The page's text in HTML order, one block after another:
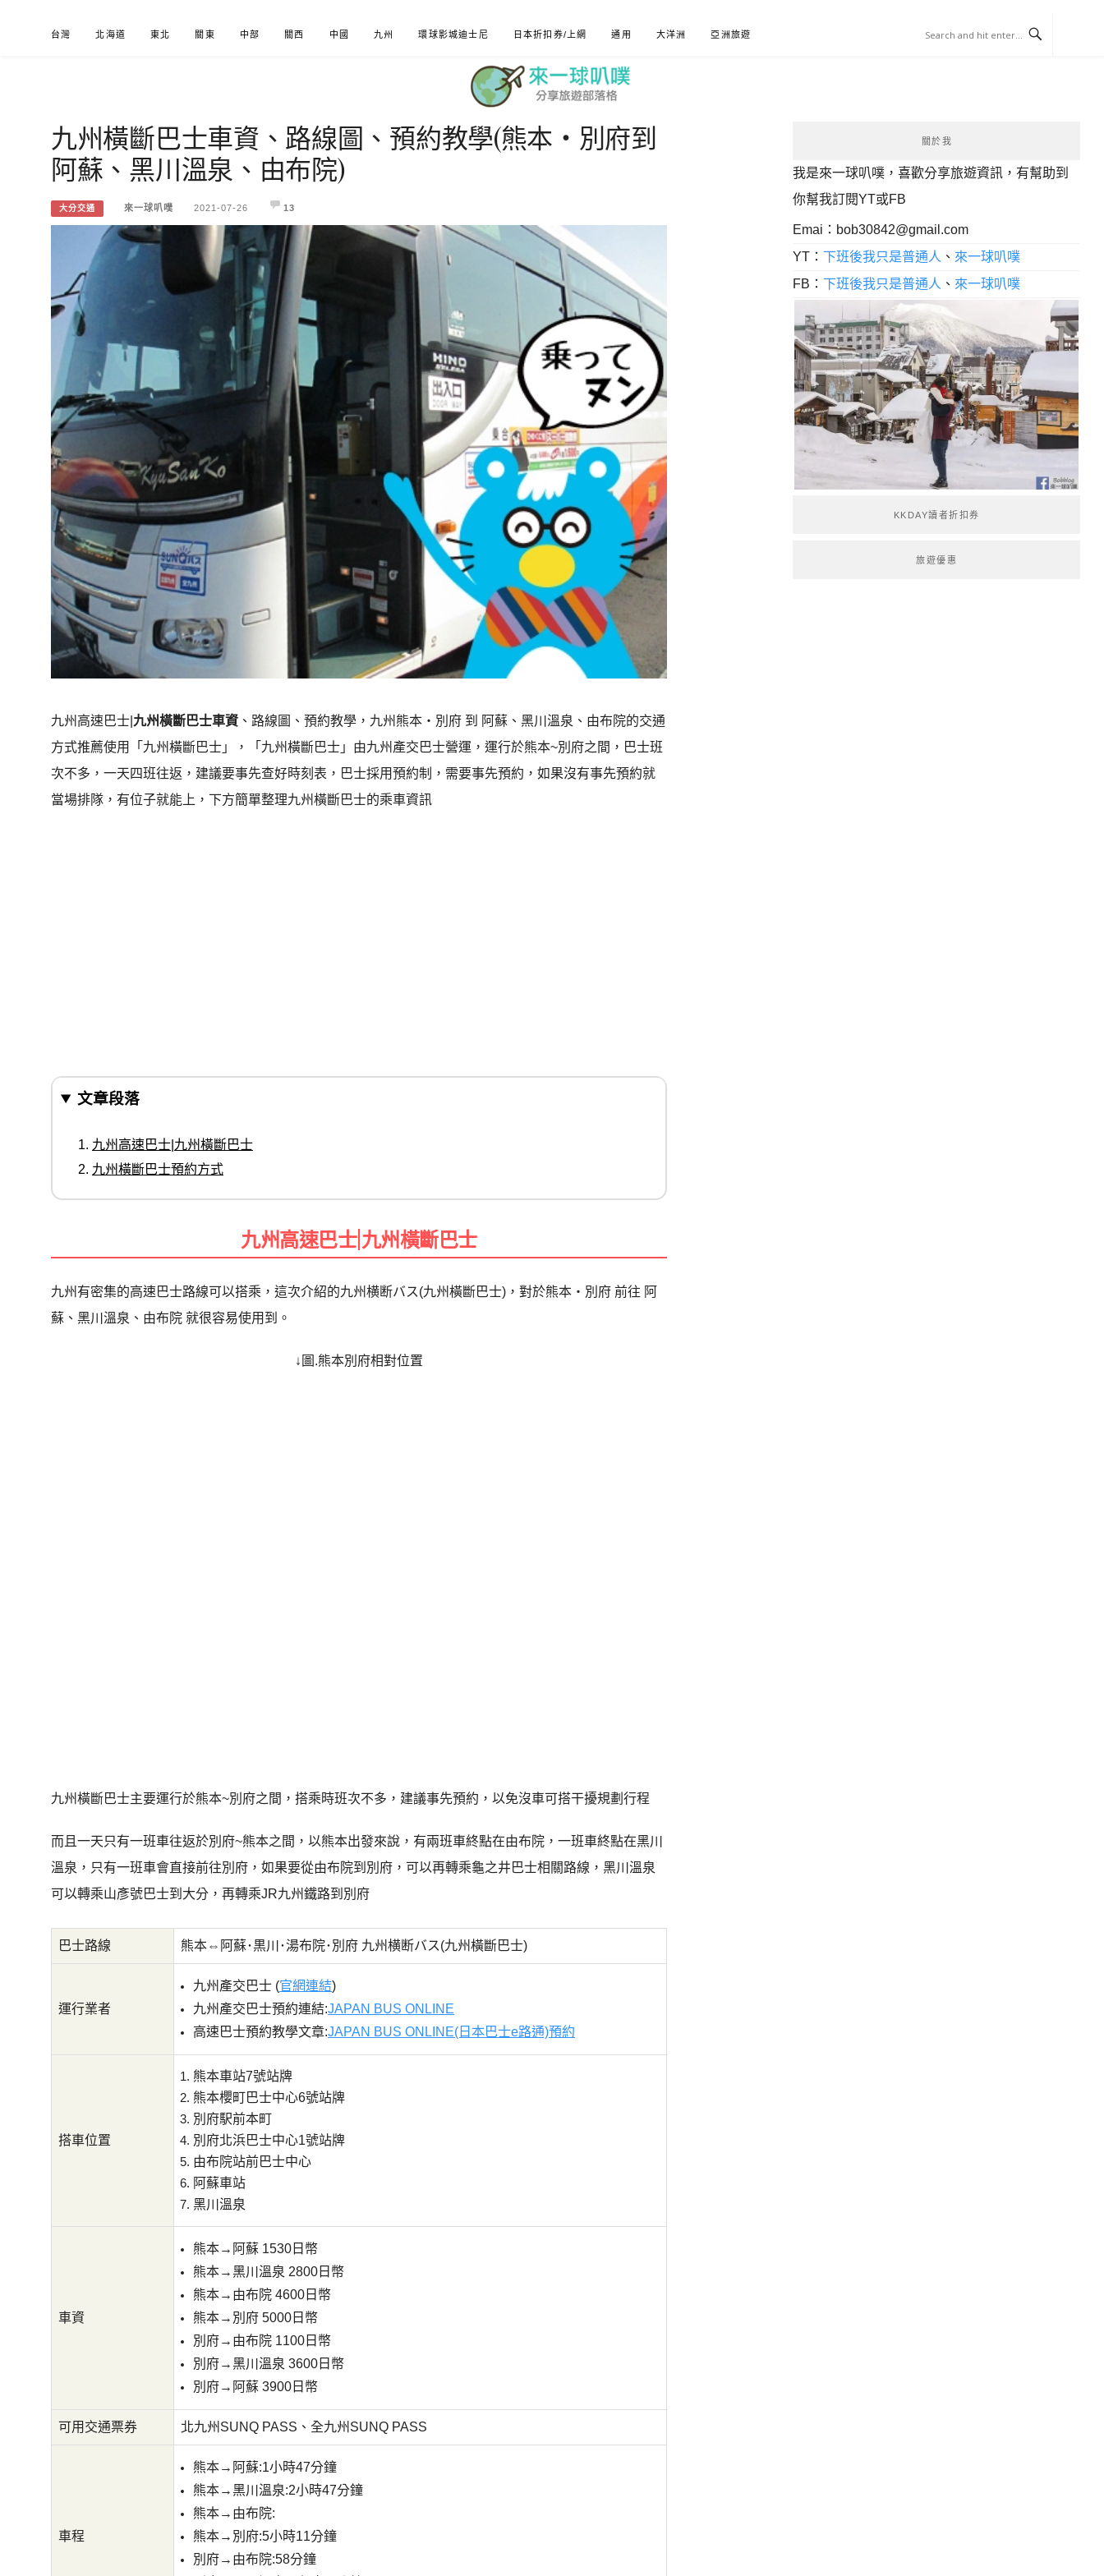
台灣 北海道 東北 關東 中部 關西 中國 九州 環球影城迪士尼 日本折扣券/上網 通用 大洋洲 亞洲旅遊
來一球叭噗
分享日本自助部落格
九州橫斷巴士車資、路線圖、預約教學(熊本・別府到
阿蘇、黑川溫泉、由布院)
大分交通 來一球叭噗 2021-07-26 13
九州高速巴士| 九州橫斷巴士車資、路線圖、預約教學 ，九州熊本・別府 到 阿蘇 、黑川溫泉、由布院的交通
方式推薦使用「九州橫斷巴士」，「九州橫斷巴士」由九州產交巴士營運，運行於熊本~別府之間，巴士班
次不多，一天四班往返，建議要事先查好時刻表，巴士採用預約制，需要事先預約，如果沒有事先預約就
當場排隊，有位子就能上，下方簡單整理九州橫斷巴士的乘車資訊
文章段落
九州高速巴士|九州橫斷巴士
九州橫斷巴士預約方式
九州高速巴士|九州橫斷巴士
九州有密集的高速巴士路線可以搭乘，這次介紹的九州横断バス(九州橫斷巴士)，對於熊本・別府 前往 阿
蘇 、黑川溫泉、由布院 就很容易使用到。
↓圖.熊本別府相對位置
九州橫斷巴士主要運行於熊本~別府之間，搭乘時班次不多，建議事先預約，以免沒車可搭干擾規劃行程
而且一天只有一班車往返於別府~熊本之間，以熊本出發來說，有兩班車終點在由布院，一班車終點在黑川
溫泉，只有一班車會直接前往別府，如果要從由布院到別府，可以再轉乘龜之井巴士相關路線，黑川溫泉
可以轉乘山彥號巴士到大分，再轉乘JR九州鐵路到別府
巴士路線 熊本⇔阿蘇･黒川･湯布院･別府 九州横断バス(九州橫斷巴士)
運行業者
九州產交巴士 (官網連結)
九州產交巴士預約連結:JAPAN BUS ONLINE
高速巴士預約教學文章:JAPAN BUS ONLINE(日本巴士e路通)預約
搭車位置
熊本車站7號站牌
熊本櫻町巴士中心6號站牌
別府駅前本町
別府北浜巴士中心1號站牌
由布院站前巴士中心
阿蘇車站
黑川溫泉
車資
熊本→阿蘇 1530日幣
熊本→黑川溫泉 2800日幣
熊本→由布院 4600日幣
熊本→別府 5000日幣
別府→由布院 1100日幣
別府→黑川溫泉 3600日幣
別府→阿蘇 3900日幣
可用交通票券 北九州SUNQ PASS、全九州SUNQ PASS
車程
熊本→阿蘇:1小時47分鐘
熊本→黑川溫泉:2小時47分鐘
熊本→由布院:
熊本→別府:5小時11分鐘
別府→由布院:58分鐘
關於我
我是來一球叭噗，喜歡分享旅遊資訊，有幫助到
你幫我訂閱YT或FB
Emai： bob30842@gmail.com
YT：下班後我只是普通人 、 來一球叭噗
FB：下班後我只是普通人 、 來一球叭噗
KKDAY讀者折扣券
旅遊優惠